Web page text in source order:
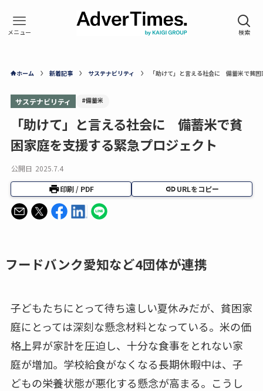
ホーム 新着記事 サステナビリティ 「助けて」と言える社会に 備蓄米で貧
サステナビリティ #備蓄米
「助けて」と言える社会に 備蓄米で貧
困家庭を支援する緊急プロジェクト
公開日 2025.7.4
印刷 / PDF URLをコピー
フードバンク愛知など4団体が連携
子どもたちにとって待ち遠しい夏休みだが、貧困家
庭にとっては深刻な懸念材料となっている。米の価
格上昇が家計を圧迫し、十分な食事をとれない家
庭が増加。学校給食がなくなる長期休暇中は、子
どもの栄養状態が悪化する懸念が高まる。こうし